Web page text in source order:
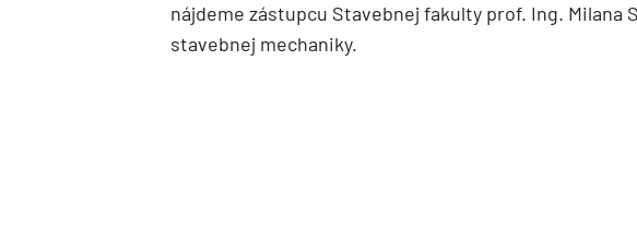
nájdeme zástupcu Stavebnej fakulty prof. Ing. Milana
stavebnej mechaniky.